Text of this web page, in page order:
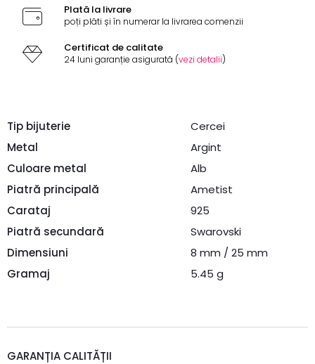
Tip bijuterie
Cercei
Metal
Argint
Culoare metal
Alb
Piatră principală
Ametist
Carataj
925
Piatră secundară
Swarovski
Dimensiuni
8 mm / 25 mm
Gramaj
5.45 g
Plată la livrare
poți plăti și în numerar la livrarea comenzii
Certificat de calitate
24 luni garanție asigurată (vezi detalii)
GARANȚIA CALITĂȚII